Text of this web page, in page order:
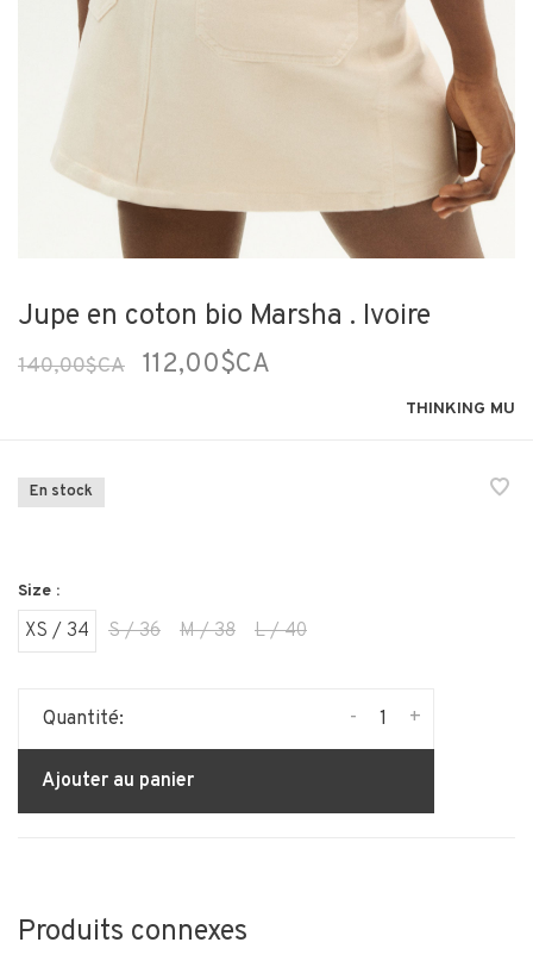
Jupe en coton bio Marsha . Ivoire
140,00$CA 112,00$CA
THINKING MU
En stock
Size :
XS / 34 S / 36 M / 38 L / 40
Quantité: +
-
Ajouter au panier
Produits connexes